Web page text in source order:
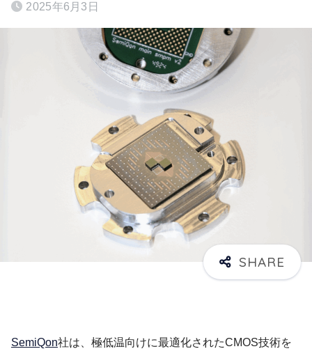
2025年6月3日
SemiQon社は、極低温向けに最適化されたCMOS技術を